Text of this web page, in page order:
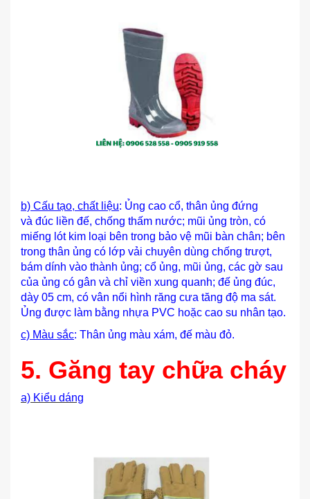
b) Cấu tạo, chất liệu: Ủng cao cổ, thân ủng đứng
và đúc liền đế, chống thấm nước; mũi ủng tròn, có
miếng lót kim loại bên trong bảo vệ mũi bàn chân; bên
trong thân ủng có lớp vải chuyên dùng chống trượt,
bám dính vào thành ủng; cổ ủng, mũi ủng, các gờ sau
của ủng có gân và chỉ viền xung quanh; đế ủng đúc,
dày 05 cm, có vân nổi hình răng cưa tăng độ ma sát.
Ủng được làm bằng nhựa PVC hoặc cao su nhân tạo.
c) Màu sắc: Thân ủng màu xám, đế màu đỏ.
5. Găng tay chữa cháy
a) Kiểu dáng